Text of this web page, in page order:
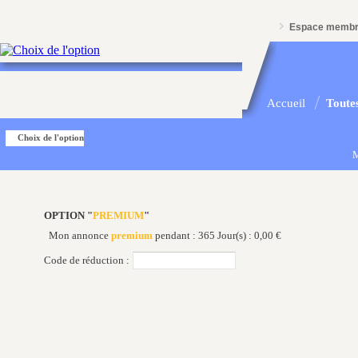
Espace
Accueil
Choix de l'option
OPTION "PREMIUM"
Mon annonce premium pendant : 365 Jour(s) : 0,00 €
Code de réduction :